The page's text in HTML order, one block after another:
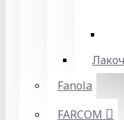
Fanola
FARCOM